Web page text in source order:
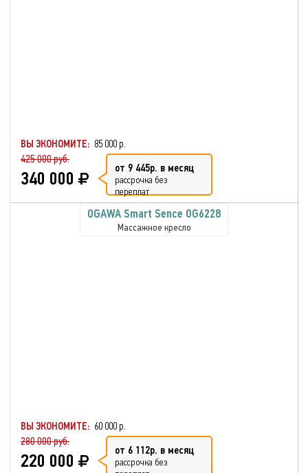
ВЫ ЭКОНОМИТЕ: 85 000 р.
425 000 руб.
340 000 от 9 445р. в месяц
рассрочка без
переплат
OGAWA Smart Sence OG6228
Массажное кресло
ВЫ ЭКОНОМИТЕ: 60 000 р.
280 000 руб.
220 000 от 6 112р. в месяц
рассрочка без